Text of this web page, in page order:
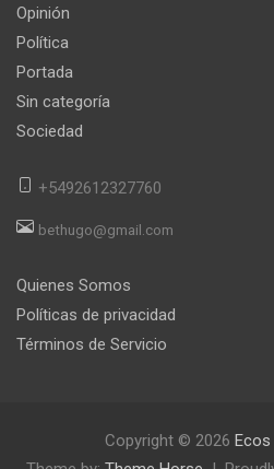
Opinión
Política
Portada
Sin categoría
Sociedad
+5492612327760
bethugo@gmail.com
Quienes Somos
Políticas de privacidad
Términos de Servicio
Copyright © 2026